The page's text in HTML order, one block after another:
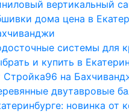
вертикальный
дома цена в
системы для
и купить в
Стройка96 на
двутавровые
новинка от